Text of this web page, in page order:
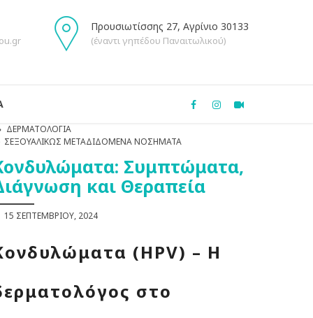
Προυσιωτίσσης 27, Αγρίνιο 30133
(έναντι γηπέδου Παναιτωλικού)
ΔΕΡΜΑΤΟΛΟΓΊΑ
ΣΕΞΟΥΑΛΙΚΏΣ ΜΕΤΑΔΙΔΌΜΕΝΑ ΝΟΣΉΜΑΤΑ
Συμπτώματα,
και Θεραπεία
15 ΣΕΠΤΕΜΒΡΊΟΥ, 2024
(HPV) – Η
στο